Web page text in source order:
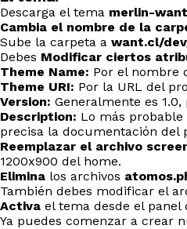
Descarga el tema merlin-want
Cambia el nombre de la
Sube la carpeta a want.cl/
Debes Modificar ciertos
Theme Name: Por el nombre
Theme URI: Por la URL del
Version: Generalmente es
Description: Lo más
precisa la documentación del
Reemplazar el archivo
1200x900 del home.
Elimina los archivos
También debes modificar el
Activa el tema desde el panel
Ya puedes comenzar a crear